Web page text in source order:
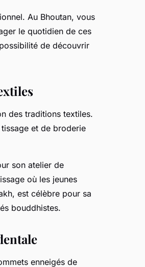
Au Bhoutan, vous
le quotidien de ces
de découvrir
des traditions textiles.
et de broderie
son atelier de
où les jeunes
est célèbre pour sa
bouddhistes.
enneigés de